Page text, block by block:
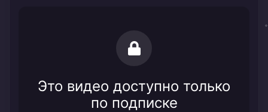
Это видео доступно только
по подписке